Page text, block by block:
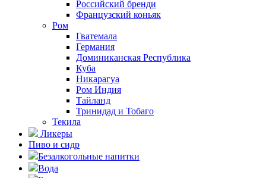
Российский бренди
Французский коньяк
Ром
Гватемала
Германия
Доминиканская Республика
Куба
Никарагуа
Ром Индия
Тайланд
Тринидад и Тобаго
Текила
Ликеры
Пиво и сидр
Безалкогольные напитки
Вода